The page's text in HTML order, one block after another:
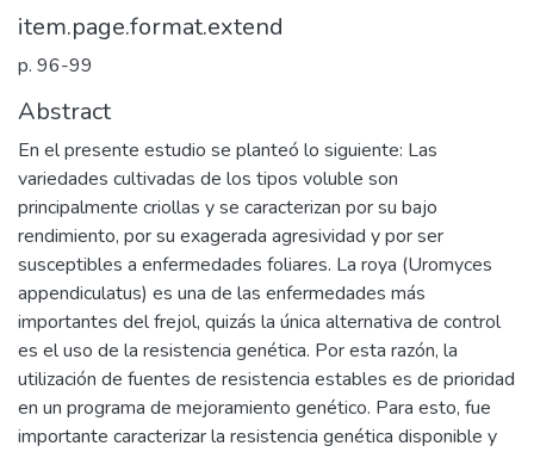
item.page.format.extend
p. 96-99
Abstract
En el presente estudio se planteó lo siguiente: Las
variedades cultivadas de los tipos voluble son
principalmente criollas y se caracterizan por su bajo
rendimiento, por su exagerada agresividad y por ser
susceptibles a enfermedades foliares. La roya (Uromyces
appendiculatus) es una de las enfermedades más
importantes del frejol, quizás la única alternativa de control
es el uso de la resistencia genética. Por esta razón, la
utilización de fuentes de resistencia estables es de prioridad
en un programa de mejoramiento genético. Para esto, fue
importante caracterizar la resistencia genética disponible y